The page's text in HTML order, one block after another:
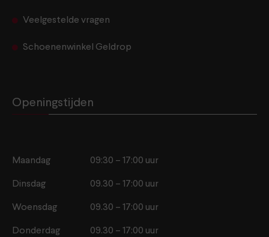
Veelgestelde vragen
Schoenenwinkel Geldrop
Openingstijden
Maandag 09:30 – 17:00 uur
Dinsdag 09.30 – 17:00 uur
Woensdag 09.30 – 17:00 uur
Donderdag 09.30 – 17:00 uur